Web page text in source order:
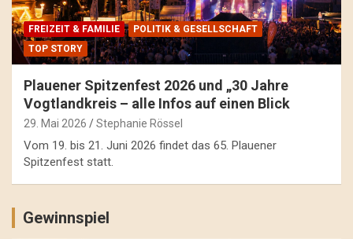
FREIZEIT & FAMILIE
POLITIK & GESELLSCHAFT
TOP STORY
Plauener Spitzenfest 2026 und „30 Jahre
Vogtlandkreis – alle Infos auf einen Blick
29. Mai 2026 Stephanie Rössel
Vom 19. bis 21. Juni 2026 findet das 65. Plauener
Spitzenfest statt.
Gewinnspiel